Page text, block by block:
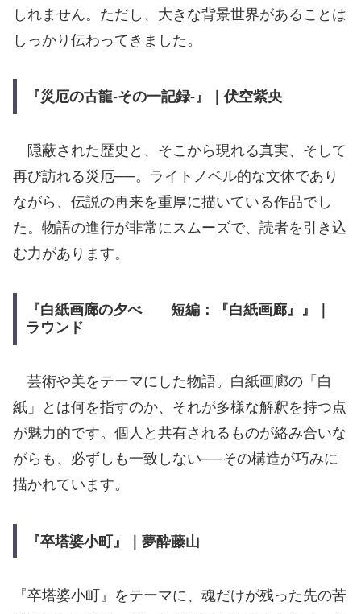
しれません。ただし、大きな背景世界があることは
しっかり伝わってきました。
『災厄の古龍-その一記録-』｜伏空紫央
隠蔽された歴史と、そこから現れる真実、そして
再び訪れる災厄──。ライトノベル的な文体であり
ながら、伝説の再来を重厚に描いている作品でし
た。物語の進行が非常にスムーズで、読者を引き込
む力があります。
『白紙画廊の夕べ 短編：『白紙画廊』』｜
ラウンド
芸術や美をテーマにした物語。白紙画廊の「白
紙」とは何を指すのか、それが多様な解釈を持つ点
が魅力的です。個人と共有されるものが絡み合いな
がらも、必ずしも一致しない──その構造が巧みに
描かれています。
『卒塔婆小町』｜夢酔藤山
『卒塔婆小町』をテーマに、魂だけが残った先の苦